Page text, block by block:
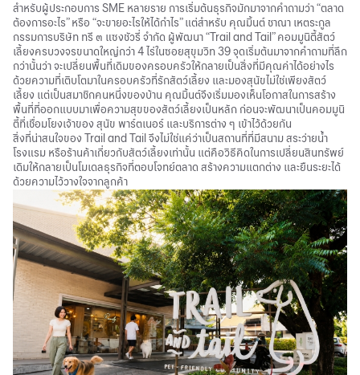
สำหรับผู้ประกอบการ SME หลายราย การเริ่มต้นธุรกิจมักมาจากคำถามว่า “ตลาด
ต้องการอะไร” หรือ “จะขายอะไรให้ได้กำไร” แต่สำหรับ คุณมิ้นต์ ชาณา เหตระกูล
กรรมการบริษัท ทรี ๓ แซงชัวรี่ จำกัด ผู้พัฒนา “Trail and Tail” คอมมูนิตี้สัตว์
เลี้ยงครบวงจรขนาดใหญ่กว่า 4 ไร่ในซอยสุขุมวิท 39 จุดเริ่มต้นมาจากคำถามที่ลึก
กว่านั้นว่า จะเปลี่ยนพื้นที่เดิมของครอบครัวให้กลายเป็นสิ่งที่มีคุณค่าได้อย่างไร
ด้วยความที่เติบโตมาในครอบครัวที่รักสัตว์เลี้ยง และมองสุนัขไม่ใช่เพียงสัตว์
เลี้ยง แต่เป็นสมาชิกคนหนึ่งของบ้าน คุณมิ้นต์จึงเริ่มมองเห็นโอกาสในการสร้าง
พื้นที่ที่ออกแบบมาเพื่อความสุขของสัตว์เลี้ยงเป็นหลัก ก่อนจะพัฒนาเป็นคอมมูนิ
ตี้ที่เชื่อมโยงเจ้าของ สุนัข พาร์ตเนอร์ และบริการต่าง ๆ เข้าไว้ด้วยกัน
สิ่งที่น่าสนใจของ Trail and Tail จึงไม่ใช่แค่ว่าเป็นสถานที่ที่มีสนาม สระว่ายน้ำ
โรงแรม หรือร้านค้าเกี่ยวกับสัตว์เลี้ยงเท่านั้น แต่คือวิธีคิดในการเปลี่ยนสินทรัพย์
เดิมให้กลายเป็นโมเดลธุรกิจที่ตอบโจทย์ตลาด สร้างความแตกต่าง และยืนระยะได้
ด้วยความไว้วางใจจากลูกค้า